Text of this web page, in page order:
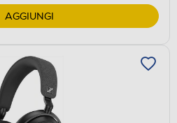
AGGIUNGI